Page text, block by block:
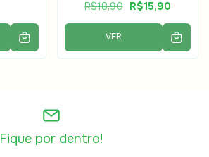
R$18,90 R$15,90
VER
Fique por dentro!